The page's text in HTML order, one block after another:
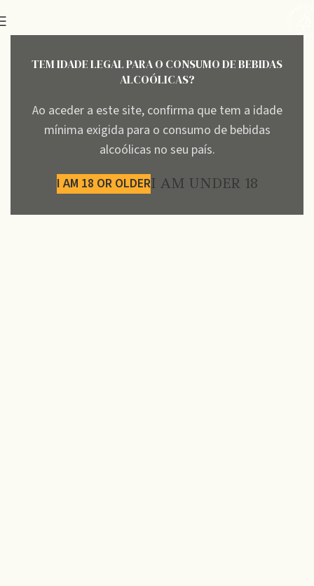
TEM IDADE LEGAL PARA O CONSUMO DE BEBIDAS
ALCOÓLICAS?
Ao aceder a este site, confirma que tem a idade
mínima exigida para o consumo de bebidas
alcoólicas no seu país.
I AM 18 OR OLDERI AM UNDER 18